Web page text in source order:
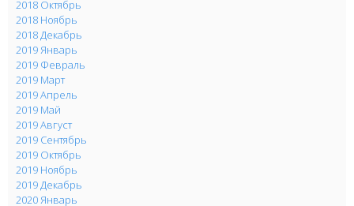
2018 Октябрь
2018 Ноябрь
2018 Декабрь
2019 Январь
2019 Февраль
2019 Март
2019 Апрель
2019 Май
2019 Август
2019 Сентябрь
2019 Октябрь
2019 Ноябрь
2019 Декабрь
2020 Январь